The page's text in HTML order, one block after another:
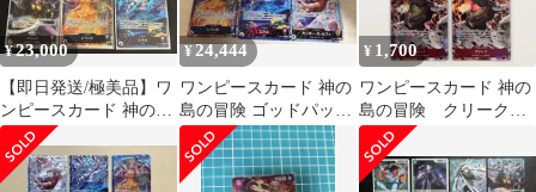
¥23,000
【即日発送/極美品】ワ
ンピースカード 神の島
の冒険 ゴッドパック L-
P 全6種
¥24,444
ワンピースカード 神の
島の冒険 ゴッドパッ
ク リーパラ6枚セット
OP15
¥ 1,700
ワンピースカード 神の
島の冒険 クリーク
パラレル リーパラ